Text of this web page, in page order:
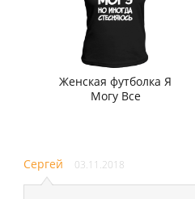
Женская футболка Я
Могу Все
Сергей 03.11.2018